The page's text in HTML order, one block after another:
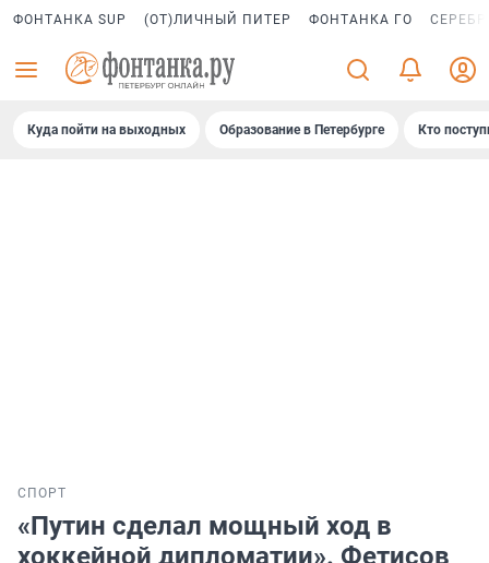
ФОНТАНКА SUP (ОТ)ЛИЧНЫЙ ПИТЕР ФОНТАНКА ГО
Куда пойти на выходных Образование в Петербурге Кто
СПОРТ
«Путин сделал мощный ход в
хоккейной дипломатии». Фетисов